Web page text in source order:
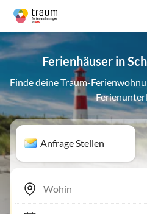
Ferienhäuser in
Finde deine Traum-
Anfrage Stellen